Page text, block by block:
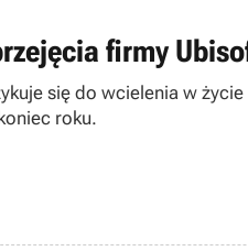
firmy
się do wcielenia w
roku.